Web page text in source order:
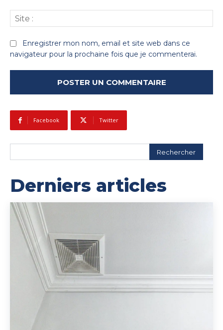
:
Enregistrer mon nom, email et site web dans ce
navigateur pour la prochaine fois que je commenterai.
Facebook Twitter
Rechercher
Derniers articles